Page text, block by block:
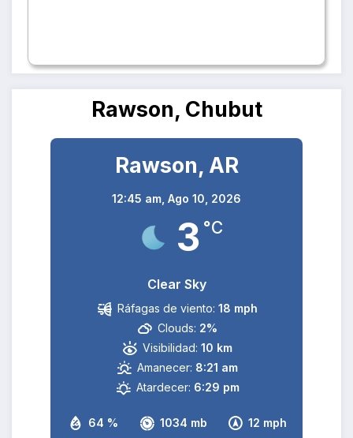
Rawson, Chubut
Rawson, AR
12:45 am, Ago 10, 2026
3 °C
Clear Sky
64 % 1034 mb 12 mph
Ráfagas de viento: 18 mph
Clouds: 2%
Visibilidad: 10 km
Amanecer: 8:21 am
Atardecer: 6:29 pm